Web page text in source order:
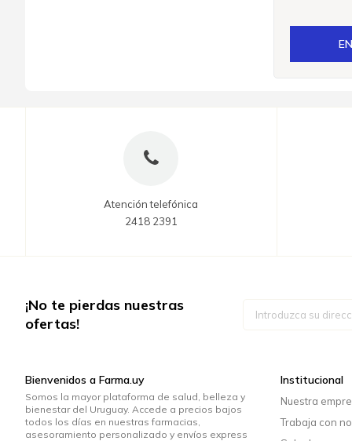
Atención telefónica
2418 2391
¡No te pierdas nuestras
ofertas!
Bienvenidos a Farma.uy
Somos la mayor plataforma de salud, belleza y
bienestar del Uruguay. Accede a precios bajos
todos los días en nuestras farmacias,
asesoramiento personalizado y envíos express
Institucional
Nuestra
Trabaja con